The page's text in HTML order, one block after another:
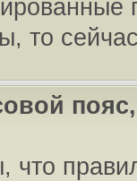
то
что